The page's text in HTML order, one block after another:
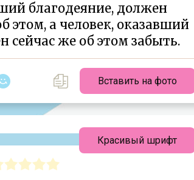
благодеяние, должен
этом, а человек, оказавший
сейчас же об этом забыть.
Вставить на фото
Красивый шрифт